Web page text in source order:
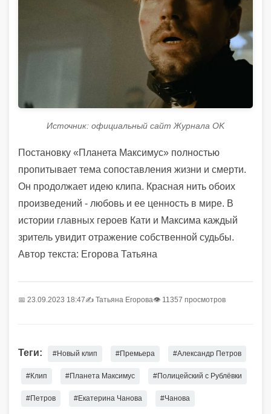
Источник: официальный сайт Журнала OK
Постановку «Планета Максимус» полностью
пропитывает тема сопоставления жизни и смерти.
Он продолжает идею клипа. Красная нить обоих
произведений - любовь и ее ценность в мире. В
истории главных героев Кати и Максима каждый
зритель увидит отражение собственной судьбы.
Автор текста: Егорова Татьяна
📅 23.09.2023 18:47✍️ Татьяна Егорова👁 11357 просмотров
Теги: #Новый клип #Премьера #Александр Петров
#Клип #Планета Максимус #Полицейский с Рублёвки
#Петров #Екатерина Чанова #Чанова